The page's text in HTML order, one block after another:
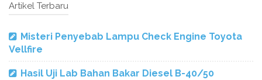
Artikel Terbaru
Misteri Penyebab Lampu Check Engine Toyota
Vellfire
Hasil Uji Lab Bahan Bakar Diesel B-40/50